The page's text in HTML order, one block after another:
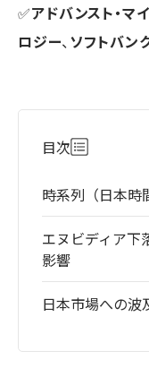
✅アドバンスト・マ
ロジー、ソフトバン
目次
時系列（日本時
エヌビディア下
影響
日本市場への波